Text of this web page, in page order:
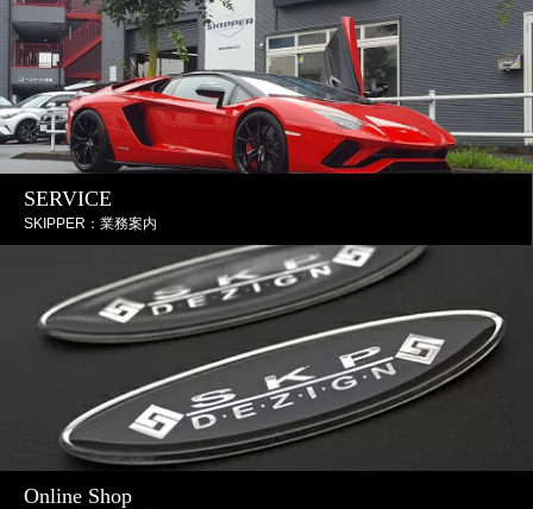
SERVICE
SKIPPER：業務案内
Online Shop